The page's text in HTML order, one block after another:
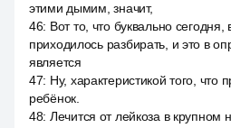
этими дымим, значит,
46: Вот то, что буквально
приходилось разбирать, и это в
является
47: Ну, характеристикой того, что
ребёнок.
48: Лечится от лейкоза в крупном